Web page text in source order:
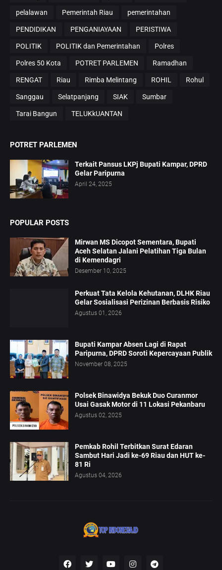
pelalawan Pemerintah Riau pemerintahan
PENDIDIKAN PENGANIAYAAN PERISTIWA
POLITIK POLITIK dan Pemerintahan Polres
Polres 50 Kota POTRET PARLEMEN Ramadhan
RENGAT Riau Rimba Melintang ROHIL Rohul
Sanggau Selatpanjang SIAK Sumbar
Tarai Bangun TELUKkUANTAN
POTRET PARLEMEN
Terkait Pansus LKPj Bupati Kampar, DPRD
Gelar Paripurna
April 24, 2025
POPULAR POSTS
Mirwan MS Dicopot Sementara, Bupati
Aceh Selatan Jalani Pelatihan Tiga Bulan
di Kemendagri
Desember 10, 2025
Perkuat Tata Kelola Kehutanan, DLHK Riau
Gelar Sosialisasi Perizinan Berbasis Risiko
Agustus 01, 2026
Bupati Kampar Absen Lagi di Rapat
Paripurna, DPRD Soroti Kepercayaan Publik
November 08, 2025
Polsek Binawidya Bekuk Duo Curanmor
Usai Gasak Motor di 11 Lokasi Pekanbaru
Agustus 02, 2025
Pemkab Rohil Terbitkan Surat Edaran
Sambut Hari Jadi ke-69 Riau dan HUT ke-
81 Ri
Agustus 04, 2026